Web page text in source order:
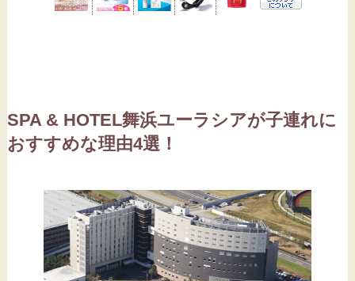
SPA & HOTEL舞浜ユーラシアが子連れに
おすすめな理由4選！